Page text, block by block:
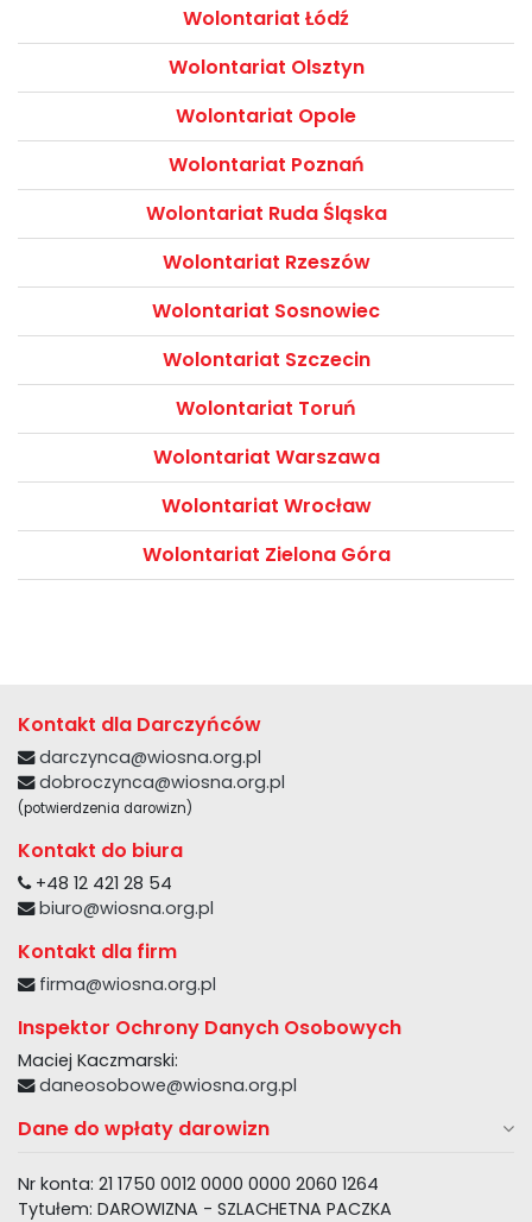
Wolontariat Łódź
Wolontariat Olsztyn
Wolontariat Opole
Wolontariat Poznań
Wolontariat Ruda Śląska
Wolontariat Rzeszów
Wolontariat Sosnowiec
Wolontariat Szczecin
Wolontariat Toruń
Wolontariat Warszawa
Wolontariat Wrocław
Wolontariat Zielona Góra
Kontakt dla Darczyńców
darczynca@wiosna.org.pl
dobroczynca@wiosna.org.pl
(potwierdzenia darowizn)
Kontakt do biura
+48 12 421 28 54
biuro@wiosna.org.pl
Kontakt dla firm
firma@wiosna.org.pl
Inspektor Ochrony Danych Osobowych
Maciej Kaczmarski:
daneosobowe@wiosna.org.pl
Dane do wpłaty darowizn
Nr konta: 21 1750 0012 0000 0000 2060 1264
Tytułem: DAROWIZNA - SZLACHETNA PACZKA